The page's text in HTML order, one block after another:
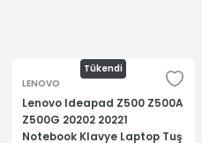
Tükendi
LENOVO
Lenovo Ideapad Z500 Z500A
Z500G 20202 20221
Notebook Klavye Laptop Tuş